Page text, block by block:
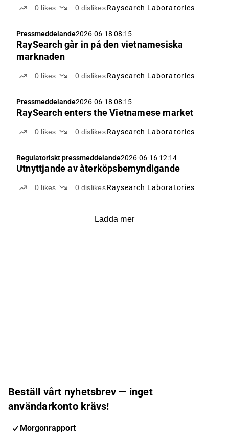
0 likes 0 dislikes Raysearch Laboratories
Pressmeddelande2026-06-18 08:15
RaySearch går in på den vietnamesiska
marknaden
0 likes 0 dislikes Raysearch Laboratories
Pressmeddelande2026-06-18 08:15
RaySearch enters the Vietnamese market
0 likes 0 dislikes Raysearch Laboratories
Regulatoriskt pressmeddelande2026-06-16 12:14
Utnyttjande av återköpsbemyndigande
0 likes 0 dislikes Raysearch Laboratories
Ladda mer
Beställ vårt nyhetsbrev — inget
användarkonto krävs!
Morgonrapport